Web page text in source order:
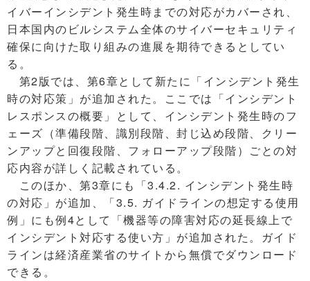
イバーインシデント発生時までの対応がカバーされ、
日本国内のビルシステム全体のサイバーセキュリティ
確保に向けた取り組みの進展を期待できるとしてい
る。
第2版では、第6章として新たに「インシデント発生
時の対応策」が追加された。ここでは「インシデント
レスポンスの概要」として、インシデント発生時のフ
ェーズ（準備段階、識別段階、封じ込め段階、クリー
ンアップと回復段階、フォローアップ段階）ごとの対
応内容が詳しく記載されている。
このほか、第3章にも「3.4.2. インシデント発生時
の対応」が追加、「3.5. ガイドラインの想定する使用
例」にも例4として「機器等の障害対応の延長線上で
インシデント対応する使い方」が追加された。ガイド
ラインは経済産業省のサイトから無償でダウンロード
できる。